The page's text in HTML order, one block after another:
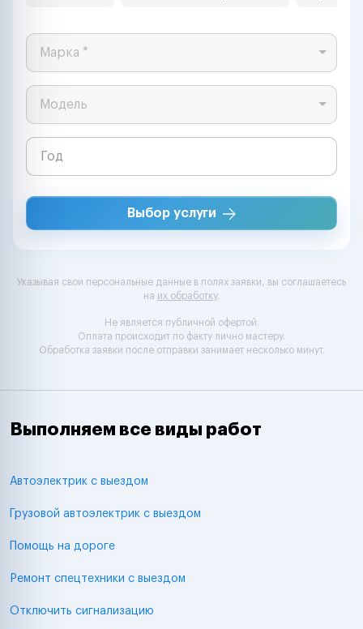
Марка *
Модель
Выбор услуги
Указывая свои персональные данные в полях заявки, вы соглашаетесь
на их обработку.
Не является публичной офертой.
Оплата происходит по факту лично мастеру.
Обработка заявки после отправки занимает несколько минут.
Выполняем все виды работ
Автоэлектрик с выездом
Грузовой автоэлектрик с выездом
Помощь на дороге
Ремонт спецтехники с выездом
Отключить сигнализацию